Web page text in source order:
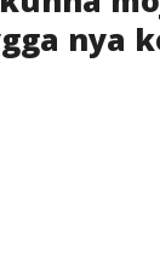
nya